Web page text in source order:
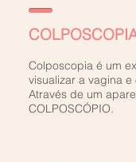
Colposcopia é um
visualizar a vagina
Através de um
COLPOSCÓPIO.